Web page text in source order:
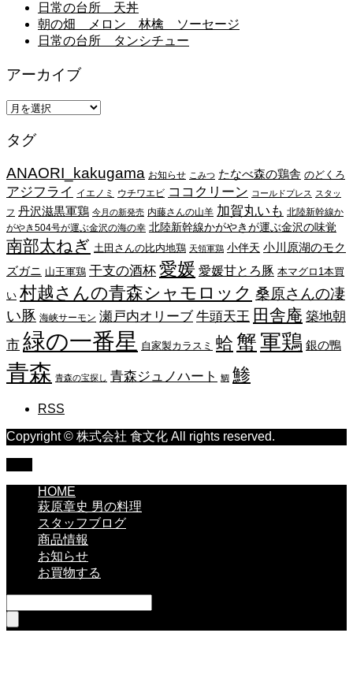
日常の台所 天丼
朝の畑 メロン 林檎 ソーセージ
日常の台所 タンシチュー
アーカイブ
ア
カ
ブ
タグ
ANAORI_kakugama お知らせ こみつ たなべ森の鶏舎 のどくろ
アジフライ イエノミ ウチワエビ ココクリーン コールドプレス スタッ
フ 丹沢滋黒軍鶏 今月の新発売 内藤さんの山羊 加賀丸いも 北陸新幹線か
がやき504号が運ぶ金沢の海の幸 北陸新幹線かがやきが運ぶ金沢の味覚
南部太ねぎ 土田さんの比内地鶏 天領軍鶏 小伴天 小川原湖のモク
ズガニ 山王軍鶏 干支の酒杯 愛媛 愛媛甘とろ豚 本マグロ1本買
い 村越さんの青森シャモロック 桑原さんの凄
い豚 海峡サーモン 瀬戸内オリーブ 牛頭天王 田舎庵 築地朝
市 緑の一番星 自家製カラスミ 蛤 蟹軍鶏 銀の鴨
青森 青森の宝探し 青森ジュノハート 鯛 鯵
RSS
Copyright © 株式会社 食文化 All rights reserved.
HOME
萩原章史 男の料理
スタッフブログ
商品情報
お知らせ
お買物する